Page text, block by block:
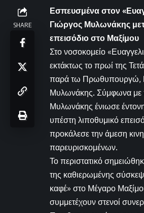
SHARE
Εσπευσμένα στον
Γιώργος Μυλωνάκης
επεισόδιο στο Μαξίμου
Στο νοσοκομείο
εκτάκτως το πρωί της
παρά τω Πρωθυπουργώ,
Μυλωνάκης. Σύμφωνα με
Μυλωνάκης ένιωσε
υπέστη λιποθυμικό
προκάλεσε την άμεση
παρευρισκομένων.
Το περιστατικό
της καθιερωμένης
καφέ» στο Μέγαρο
συμμετέχουν στενοί